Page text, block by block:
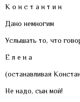
К о н с т а н т и н
Дано немногим
Услышать то, что
Е л е н а
(останавливая
Не надо, сын мой!